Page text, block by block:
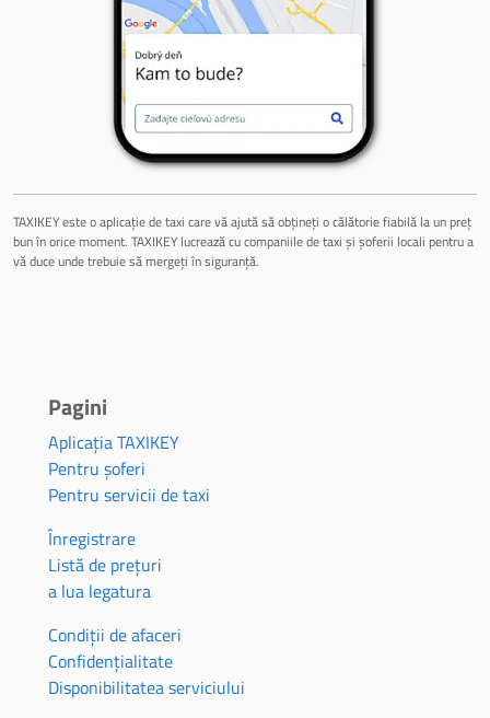
TAXIKEY este o aplicație de taxi care vă ajută să obțineți o călătorie fiabilă la un preț
bun în orice moment. TAXIKEY lucrează cu companiile de taxi și șoferii locali pentru a
vă duce unde trebuie să mergeți în siguranță.
Pagini
Aplicația TAXIKEY
Pentru șoferi
Pentru servicii de taxi
Înregistrare
Listă de prețuri
a lua legatura
Condiții de afaceri
Confidențialitate
Disponibilitatea serviciului